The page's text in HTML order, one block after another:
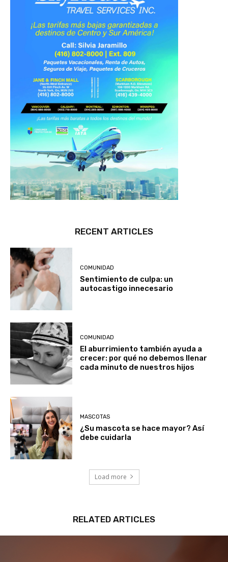
RECENT ARTICLES
COMUNIDAD
Sentimiento de culpa: un
autocastigo innecesario
COMUNIDAD
El aburrimiento también ayuda a
crecer: por qué no debemos llenar
cada minuto de nuestros hijos
MASCOTAS
¿Su mascota se hace mayor? Así
debe cuidarla
Load more
RELATED ARTICLES